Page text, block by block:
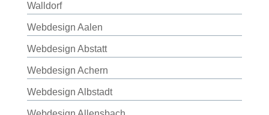
Walldorf
Webdesign Aalen
Webdesign Abstatt
Webdesign Achern
Webdesign Albstadt